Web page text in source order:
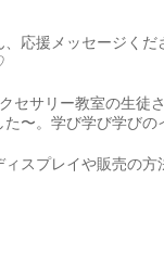
応援メッセージくだ
セサリー教室の生徒
〜。学び学び学びの
スプレイや販売の方